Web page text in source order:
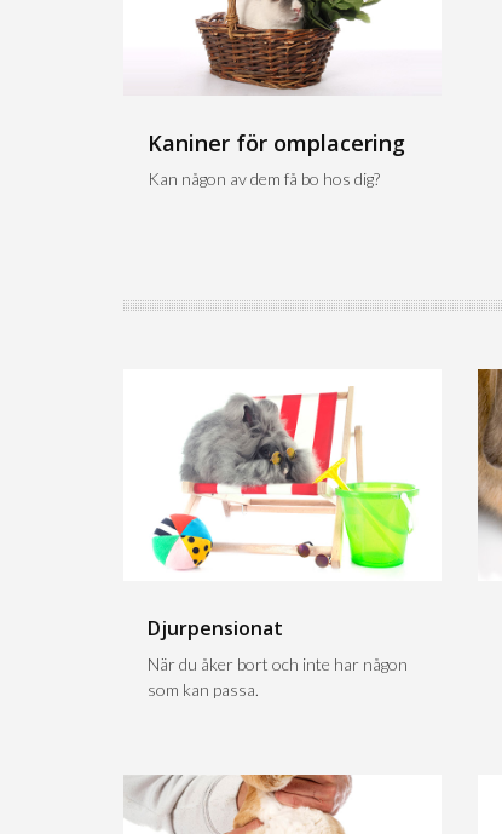
Kaniner för omplacering
Kan någon av dem få bo hos dig?
Djurpensionat
När du åker bort och inte har någon
som kan passa.